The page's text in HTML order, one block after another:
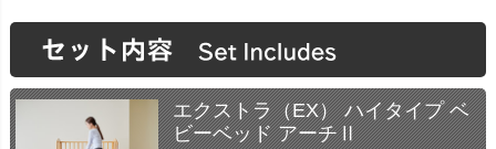
エクストラ（EX） ハイタイプ ベ
ビーベッド アーチⅡ